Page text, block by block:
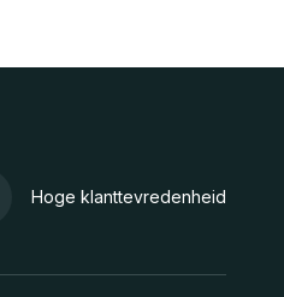
Hoge klanttevredenheid